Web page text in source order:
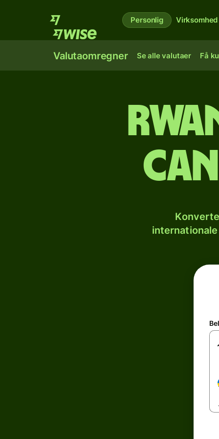
Personlig Virksomhed
Valutaomregner Se alle valutaer Få